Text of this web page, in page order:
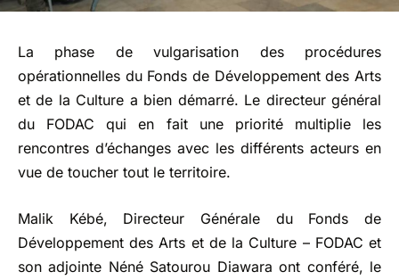
La phase de vulgarisation des procédures
opérationnelles du Fonds de Développement des Arts
et de la Culture a bien démarré. Le directeur général
du FODAC qui en fait une priorité multiplie les
rencontres d’échanges avec les différents acteurs en
vue de toucher tout le territoire.
Malik Kébé, Directeur Générale du Fonds de
Développement des Arts et de la Culture – FODAC et
son adjointe Néné Satourou Diawara ont conféré, le